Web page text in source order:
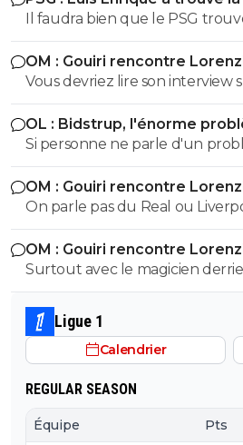
Il faudra bien que le PSG
Hakimi... vu qu'il risque de se
durant cette saison.
OM : Gouiri rencontre
Vous devriez lire son interview
l'OM et n'a pas l'intention de
OL : Bidstrup, l'énorme
parler
Si personne ne parle d'un
problème. ^^
OM : Gouiri rencontre
On parle pas du Real ou
mec qui souhaite absolument
baltringue
OM : Gouiri rencontre
Surtout avec le magicien
voudrai vraiment pas
Ligue 1
Calendrier
REGULAR SEASON
Équipe Pts